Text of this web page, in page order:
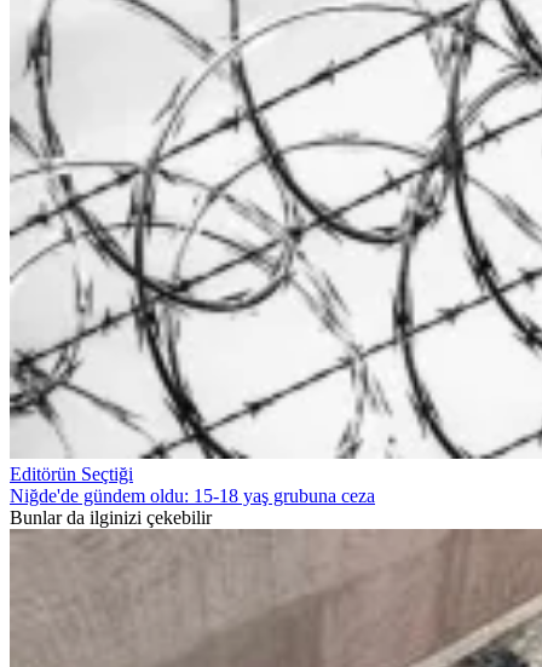
Editörün Seçtiği
Niğde'de gündem oldu: 15-18 yaş grubuna ceza
Bunlar da ilginizi çekebilir